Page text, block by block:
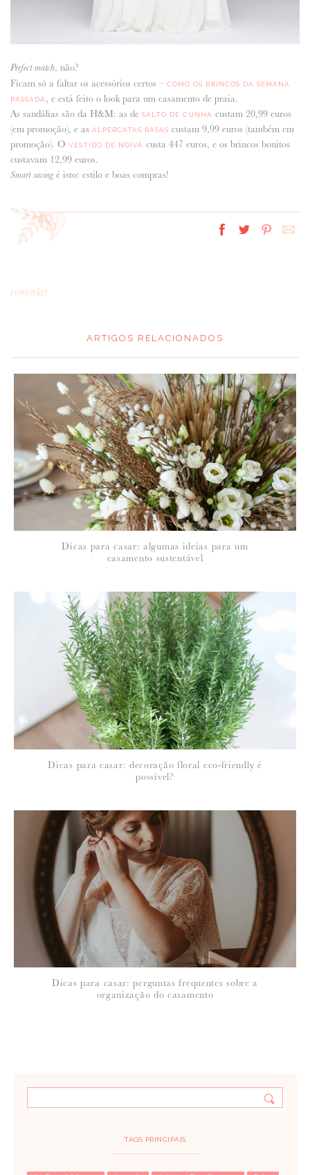
Perfect match, não?
Ficam só a faltar os acessórios certos – COMO OS BRINCOS DA SEMANA
PASSADA, e está feito o look para um casamento de praia.
As sandálias são da H&M: as de SALTO DE CUNHA custam 20,99 euros
(em promoção), e as ALPERCATAS RASAS custam 9,99 euros (também em
promoção). O VESTIDO DE NOIVA custa 447 euros, e os brincos bonitos
custavam 12,99 euros.
Smart savingé isto: estilo e boas compras!
comentar
NOME*:
Para saber como tratamos e protegemos os seus dados, leia a nossa
política de privacidade
ARTIGOS RELACIONADOS
Dicas para casar: algumas ideias para um
casamento sustentável
Dicas para casar: decoração floral eco-friendly é
possível?
Dicas para casar: perguntas frequentes sobre a
organização do casamento
TAGS PRINCIPAIS